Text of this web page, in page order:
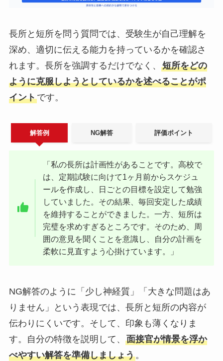
長所と短所を問う質問では、受験生が自己理解を
深め、適切に伝える能力を持っているかを確認さ
れます。長所を強調するだけでなく、 短所をどの
ように克服しようとしているかを述べることがポ
イントです。
解答例 NG解答 評価ポイント
「私の長所は計画性があることです。高校で
は、定期試験に向けて1ヶ月前からスケジュ
ールを作成し、日ごとの目標を設定して勉強
していました。その結果、毎回安定した成績
を維持することができました。一方、短所は
完璧を求めすぎるところです。そのため、周
囲の意見を聞くことを意識し、自分の計画を
柔軟に見直すよう心掛けています。」
NG解答のように「少し神経質」「大きな問題はあ
りません」という表現では、長所と短所の内容が
伝わりにくいです。そして、印象も薄くなりま
す。自分の特徴を説明して、 面接官が情景を浮か
べやすい解答を準備しましょう。